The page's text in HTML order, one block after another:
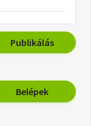
Publikálás
Belépek